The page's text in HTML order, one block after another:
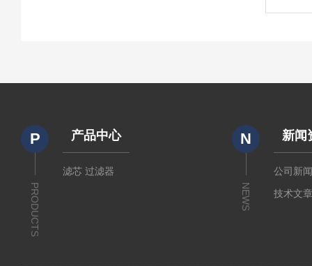
P
PRODUCTS
产品中心
滤芯 过滤器
N
NEWS
新闻
公司新
技术文